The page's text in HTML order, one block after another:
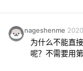
nageshenme
为什么不能直
呢？不需要用